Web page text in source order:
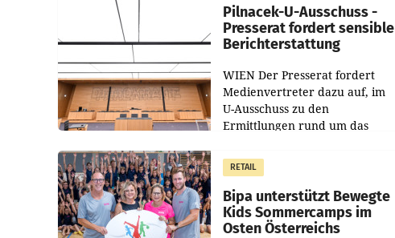
Pilnacek-U-Ausschuss -
Presserat fordert sensible
Berichterstattung
WIEN Der Presserat fordert
Medienvertreter dazu auf, im
U-Ausschuss zu den
Ermittlungen rund um das
im Justizministerium, Christian
Pilnacek, auf sensible
RETAIL
Bipa unterstützt Bewegte
Kids Sommercamps im
Osten Österreichs